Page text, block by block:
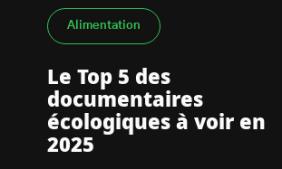
Alimentation
Le Top 5 des
documentaires
écologiques à voir en
2025